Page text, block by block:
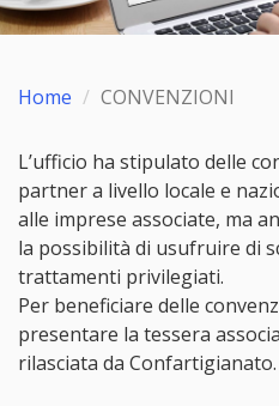
Home CONVENZIONI
L’ufficio ha stipulato delle
partner a livello locale e
alle imprese associate, ma
la possibilità di usufruire di
trattamenti privilegiati.
Per beneficiare delle
presentare la tessera
rilasciata da Confartigianato.